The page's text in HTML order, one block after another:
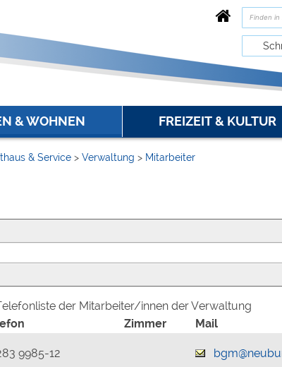
& WOHNEN FREIZEIT & KULTUR
& Service > Verwaltung > Mitarbeiter
der Mitarbeiter/innen der Verwaltung
Zimmer
Mail
9985-12